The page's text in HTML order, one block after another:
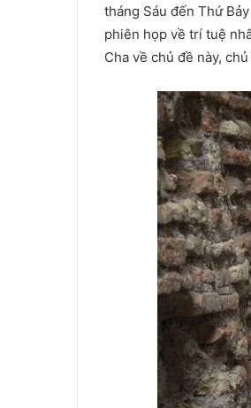
tháng Sáu đến Thứ
phiên họp về trí tuệ
Cha về chủ đề này,